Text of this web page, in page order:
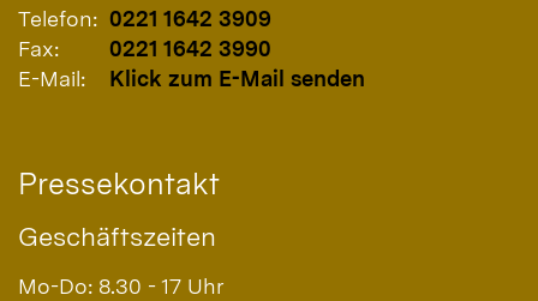
Telefon: 0221 1642 3909
Fax:
0221 1642 3990
E-Mail:
Klick zum E-Mail senden
Pressekontakt
Geschäftszeiten
Mo-Do: 8.30 - 17 Uhr